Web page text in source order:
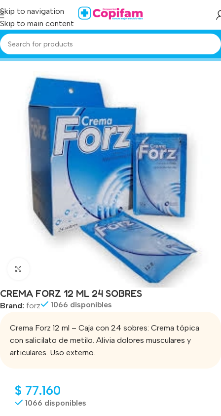
Skip to navigation
Skip to main content
Producto
CREMA FORZ 12 ML 24 SOBRES
Brand: forz 1066 disponibles
Crema Forz 12 ml – Caja con 24 sobres: Crema tópica
con salicilato de metilo. Alivia dolores musculares y
articulares. Uso externo.
$ 77.160
1066 disponibles